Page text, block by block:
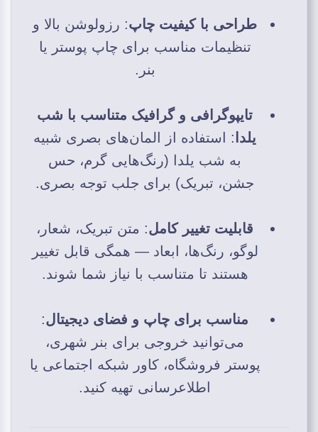
طراحی با کیفیت چاپ: رزولوشن بالا و
تنظیمات مناسب برای چاپ پوستر یا
بنر.
تایپوگرافی و گرافیک متناسب با شب
یلدا : استفاده از المان‌های بصری شبیه
به شب یلدا (رنگ‌هایی گرم، حس
جشن، تبریک) برای جلب توجه بصری.
قابلیت تغییر کامل: متن تبریک، شعار،
لوگو، رنگ‌ها، ابعاد — همگی قابل تغییر
هستند تا متناسب با نیاز شما شوند.
مناسب برای چاپ و فضای دیجیتال:
می‌توانید خروجی برای بنر شهری،
پوستر فروشگاه، کاور شبکه اجتماعی یا
اطلاع‎رسانی تهیه کنید.